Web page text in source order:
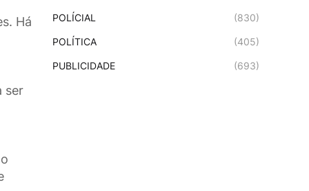
Há
ser
POLÍCIAL (830)
POLÍTICA (405)
PUBLICIDADE (693)